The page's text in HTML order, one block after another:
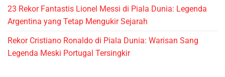
23 Rekor Fantastis Lionel Messi di Piala Dunia: Legenda
Argentina yang Tetap Mengukir Sejarah
Rekor Cristiano Ronaldo di Piala Dunia: Warisan Sang
Legenda Meski Portugal Tersingkir